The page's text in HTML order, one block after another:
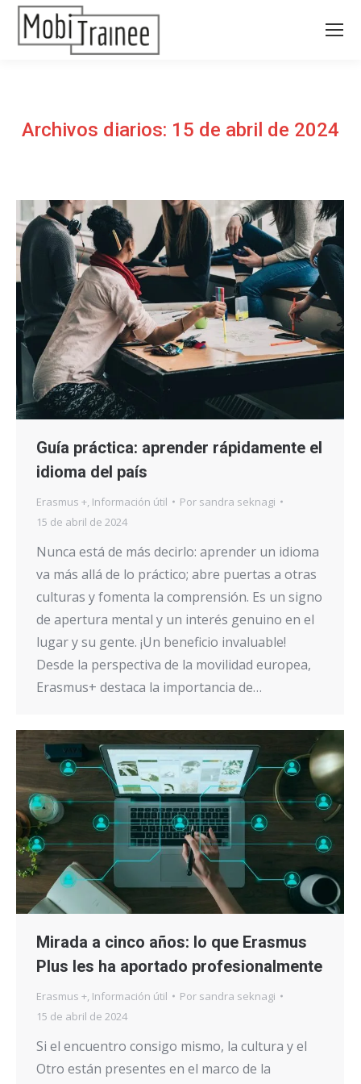
Archivos diarios: 15 de abril de 2024
Guía práctica: aprender rápidamente el
idioma del país
Erasmus + Información útil Por sandra seknagi
15 de abril de 2024
Nunca está de más decirlo: aprender un idioma
va más allá de lo práctico; abre puertas a otras
culturas y fomenta la comprensión. Es un signo
de apertura mental y un interés genuino en el
lugar y su gente. ¡Un beneficio invaluable!
Desde la perspectiva de la movilidad europea,
Erasmus+ destaca la importancia de…
Mirada a cinco años: lo que Erasmus
Plus les ha aportado profesionalmente
Erasmus +, Información útil Por sandra seknagi
15 de abril de 2024
Si el encuentro consigo mismo, la cultura y el
Otro están presentes en el marco de la